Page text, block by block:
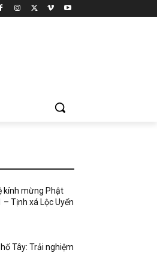
kính mừng Phật
Tịnh xá Lộc Uyển
Tây: Trải nghiệm